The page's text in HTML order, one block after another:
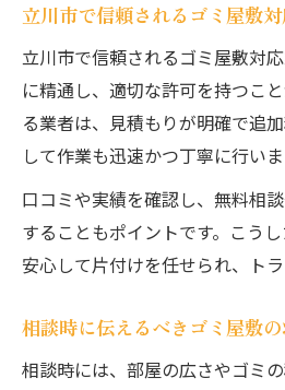
立川市で信頼されるゴミ屋敷
立川市で信頼されるゴミ屋敷対
に精通し、適切な許可を持つこ
る業者は、見積もりが明確で追
して作業も迅速かつ丁寧に行いま
口コミや実績を確認し、無料相
することもポイントです。こうし
安心して片付けを任せられ、トラ
相談時に伝えるべきゴミ屋敷
相談時には、部屋の広さやゴミ